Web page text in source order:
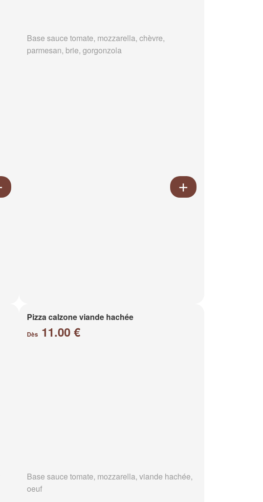
Base sauce tomate, mozzarella, chèvre,
parmesan, brie, gorgonzola
Pizza calzone viande hachée
Dès 11.00 €
Base sauce tomate, mozzarella, viande hachée,
oeuf